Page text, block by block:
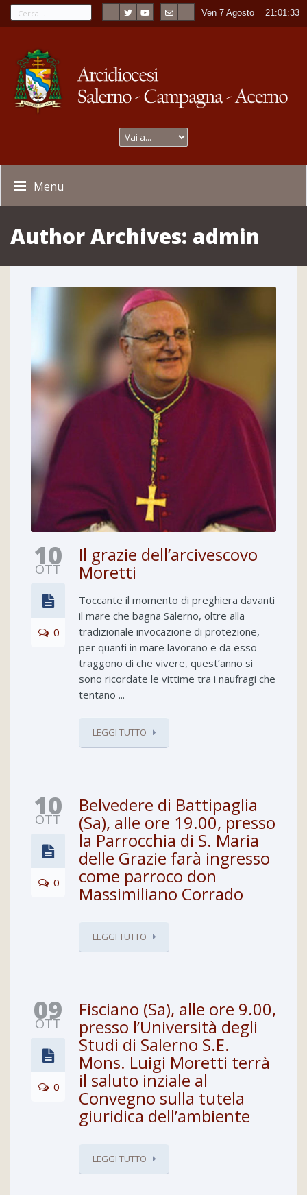
Ven 7 Agosto ----21:01:33
Menu
Author Archives: admin
10
OTT
0
Il grazie dell’arcivescovo
Moretti
Toccante il momento di preghiera davanti
il mare che bagna Salerno, oltre alla
tradizionale invocazione di protezione,
per quanti in mare lavorano e da esso
traggono di che vivere, quest’anno si
sono ricordate le vittime tra i naufragi che
tentano ...
LEGGI TUTTO
10
OTT
0
Belvedere di Battipaglia
(Sa), alle ore 19.00, presso
la Parrocchia di S. Maria
delle Grazie farà ingresso
come parroco don
Massimiliano Corrado
LEGGI TUTTO
09
OTT
0
Fisciano (Sa), alle ore 9.00,
presso l’Università degli
Studi di Salerno S.E.
Mons. Luigi Moretti terrà
il saluto inziale al
Convegno sulla tutela
giuridica dell’ambiente
LEGGI TUTTO